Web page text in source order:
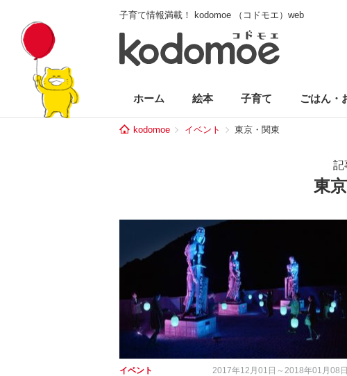
子育て情報満載！ kodomoe （コドモエ）web
ホーム 絵本 子育て ごはん・
kodomoe イベント 東京・関東
記
東
イベント 2017年12月01日～2018年01月08日